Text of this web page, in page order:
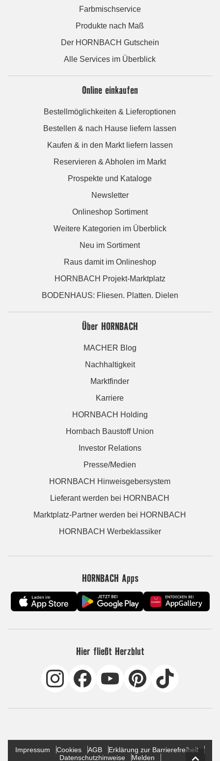
Farbmischservice
Produkte nach Maß
Der HORNBACH Gutschein
Alle Services im Überblick
Online einkaufen
Bestellmöglichkeiten & Lieferoptionen
Bestellen & nach Hause liefern lassen
Kaufen & in den Markt liefern lassen
Reservieren & Abholen im Markt
Prospekte und Kataloge
Newsletter
Onlineshop Sortiment
Weitere Kategorien im Überblick
Neu im Sortiment
Raus damit im Onlineshop
HORNBACH Projekt-Marktplatz
BODENHAUS: Fliesen. Platten. Dielen
Über HORNBACH
MACHER Blog
Nachhaltigkeit
Marktfinder
Karriere
HORNBACH Holding
Hornbach Baustoff Union
Investor Relations
Presse/Medien
HORNBACH Hinweisgebersystem
Lieferant werden bei HORNBACH
Marktplatz-Partner werden bei HORNBACH
HORNBACH Werbeklassiker
HORNBACH Apps
Hier fließt Herzblut
Impressum Cookies AGB
Erklärung zur Barrierefreiheit
Datenschutzhinweise
Melden